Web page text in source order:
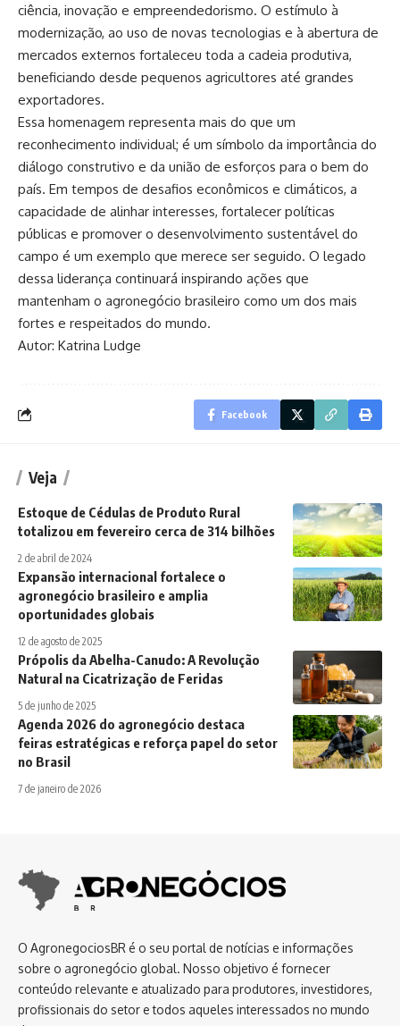
ciência, inovação e empreendedorismo. O estímulo à
modernização, ao uso de novas tecnologias e à abertura de
mercados externos fortaleceu toda a cadeia produtiva,
beneficiando desde pequenos agricultores até grandes
exportadores.
Essa homenagem representa mais do que um
reconhecimento individual; é um símbolo da importância do
diálogo construtivo e da união de esforços para o bem do
país. Em tempos de desafios econômicos e climáticos, a
capacidade de alinhar interesses, fortalecer políticas
públicas e promover o desenvolvimento sustentável do
campo é um exemplo que merece ser seguido. O legado
dessa liderança continuará inspirando ações que
mantenham o agronegócio brasileiro como um dos mais
fortes e respeitados do mundo.
Autor: Katrina Ludge
Facebook
Veja
Estoque de Cédulas de Produto Rural
totalizou em fevereiro cerca de 314 bilhões
2 de abril de 2024
Expansão internacional fortalece o
agronegócio brasileiro e amplia
oportunidades globais
12 de agosto de 2025
Própolis da Abelha-Canudo: A Revolução
Natural na Cicatrização de Feridas
5 de junho de 2025
Agenda 2026 do agronegócio destaca
feiras estratégicas e reforça papel do setor
no Brasil
7 de janeiro de 2026
O AgronegociosBR é o seu portal de notícias e informações
sobre o agronegócio global. Nosso objetivo é fornecer
conteúdo relevante e atualizado para produtores, investidores,
profissionais do setor e todos aqueles interessados no mundo